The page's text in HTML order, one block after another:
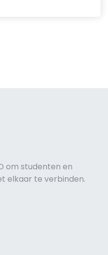
om studenten en
elkaar te verbinden.